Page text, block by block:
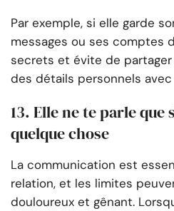
Par exemple, si elle garde
messages ou ses comptes
secrets et évite de
des détails personnels avec
13. Elle ne te parle que
quelque chose
La communication est
relation, et les limites
douloureux et gênant.